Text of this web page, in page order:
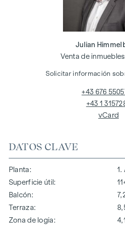
DATOS CLAVE
Planta
1.
Superficie útil
Balcón
Terraza
Zona de logia
Julian
Venta de
Solicitar información
+43 676
+43 1
vCard